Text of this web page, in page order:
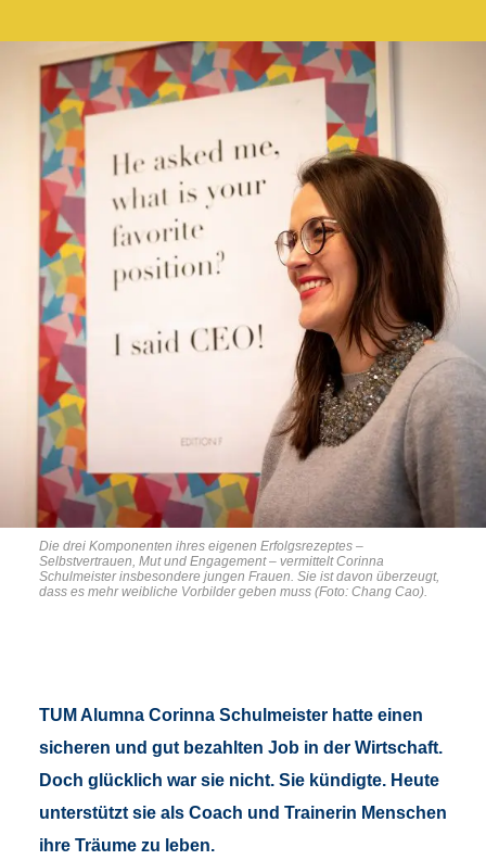
Die drei Komponenten ihres eigenen Erfolgsrezeptes –
Selbstvertrauen, Mut und Engagement – vermittelt Corinna
Schulmeister insbesondere jungen Frauen. Sie ist davon überzeugt,
dass es mehr weibliche Vorbilder geben muss (Foto: Chang Cao).
TUM Alumna Corinna Schulmeister hatte einen
sicheren und gut bezahlten Job in der Wirtschaft.
Doch glücklich war sie nicht. Sie kündigte. Heute
unterstützt sie als Coach und Trainerin Menschen
ihre Träume zu leben.